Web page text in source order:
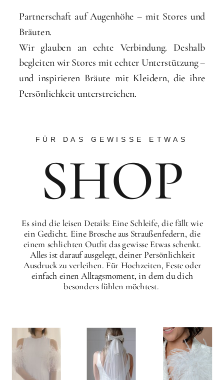
Partnerschaft auf Augenhöhe – mit Stores und
Bräuten.
Wir glauben an echte Verbindung. Deshalb
begleiten wir Stores mit echter Unterstützung –
und inspirieren Bräute mit Kleidern, die ihre
Persönlichkeit unterstreichen.
FÜR DAS GEWISSE ETWAS
SHOP
Es sind die leisen Details: Eine Schleife, die fällt wie
ein Gedicht. Eine Brosche aus Straußenfedern, die
einem schlichten Outfit das gewisse Etwas schenkt.
Alles ist darauf ausgelegt, deiner Persönlichkeit
Ausdruck zu verleihen. Für Hochzeiten, Feste oder
einfach einen Alltagsmoment, in dem du dich
besonders fühlen möchtest.